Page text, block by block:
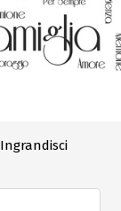
Ingrandisci